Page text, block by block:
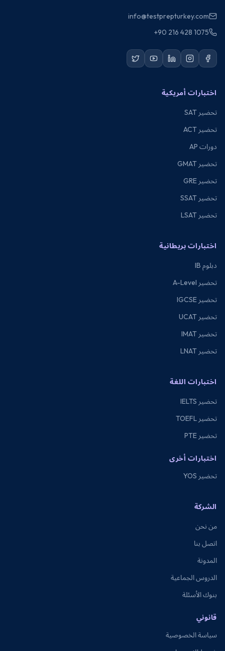
info@testprepturkey.com
+90 216 428 1075
اختبارات أمريكية
تحضير SAT
تحضير ACT
دورات AP
تحضير GMAT
تحضير GRE
تحضير SSAT
تحضير LSAT
اختبارات بريطانية
دبلوم IB
تحضير A-Level
تحضير IGCSE
تحضير UCAT
تحضير IMAT
تحضير LNAT
اختبارات اللغة
تحضير IELTS
تحضير TOEFL
تحضير PTE
اختبارات أخرى
تحضير YOS
الشركة
من نحن
اتصل بنا
المدونة
الدروس الجماعية
بنوك الأسئلة
قانوني
سياسة الخصوصية